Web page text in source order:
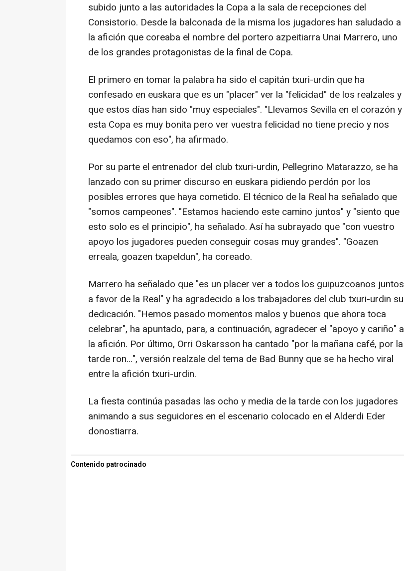
subido junto a las autoridades la Copa a la sala de recepciones del
Consistorio. Desde la balconada de la misma los jugadores han saludado a
la afición que coreaba el nombre del portero azpeitiarra Unai Marrero, uno
de los grandes protagonistas de la final de Copa.
El primero en tomar la palabra ha sido el capitán txuri-urdin que ha
confesado en euskara que es un "placer" ver la "felicidad" de los realzales y
que estos días han sido "muy especiales". "Llevamos Sevilla en el corazón y
esta Copa es muy bonita pero ver vuestra felicidad no tiene precio y nos
quedamos con eso", ha afirmado.
Por su parte el entrenador del club txuri-urdin, Pellegrino Matarazzo, se ha
lanzado con su primer discurso en euskara pidiendo perdón por los
posibles errores que haya cometido. El técnico de la Real ha señalado que
"somos campeones". "Estamos haciendo este camino juntos" y "siento que
esto solo es el principio", ha señalado. Así ha subrayado que "con vuestro
apoyo los jugadores pueden conseguir cosas muy grandes". "Goazen
erreala, goazen txapeldun", ha coreado.
Marrero ha señalado que "es un placer ver a todos los guipuzcoanos juntos
a favor de la Real" y ha agradecido a los trabajadores del club txuri-urdin su
dedicación. "Hemos pasado momentos malos y buenos que ahora toca
celebrar", ha apuntado, para, a continuación, agradecer el "apoyo y cariño" a
la afición. Por último, Orri Oskarsson ha cantado "por la mañana café, por la
tarde ron...", versión realzale del tema de Bad Bunny que se ha hecho viral
entre la afición txuri-urdin.
La fiesta continúa pasadas las ocho y media de la tarde con los jugadores
animando a sus seguidores en el escenario colocado en el Alderdi Eder
donostiarra.
Contenido patrocinado